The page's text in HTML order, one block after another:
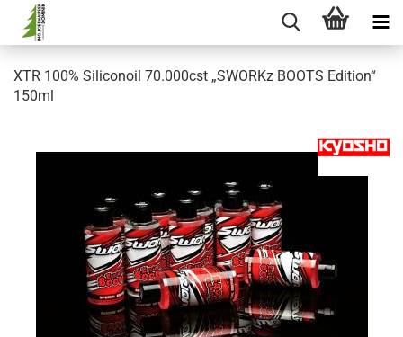
XTR 100% Siliconoil 70.000cst „SWORKz BOOTS Edition“
150ml